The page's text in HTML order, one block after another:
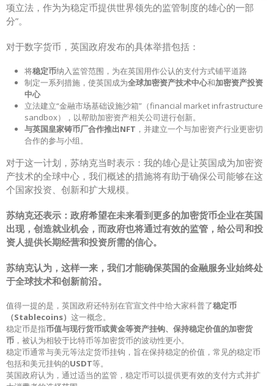
项立法，作为为稳定币提供世界领先的监管制度的雄心的一部
分”。
对于数字货币，英国政府发布的具体举措包括：
将稳定币纳入监管范围，为在英国用作公认的支付方式铺平道路
制定一系列措施，使英国成为全球加密资产技术中心和加密资产投资
中心
立法建立“金融市场基础设施沙箱”（financial market infrastructure
sandbox），以帮助加密资产相关公司进行创新。
与英国皇家铸币厂合作推出NFT ，并建立一个与加密资产行业更密切
合作的参与小组。
对于这一计划，苏纳克当时表示：我的雄心是让英国成为加密资
产技术的全球中心，我们概述的措施将有助于确保公司能够在这
个国家投资、创新和扩大规模。
苏纳克还表示：政府希望在未来看到更多的加密货币企业在英国
出现，创造就业机会，而政府也将通过有效的监管，给公司和投
资人提供长期经营和投资所需的信心。
苏纳克认为，这样一来，我们才能确保英国的金融服务业始终处
于全球技术和创新前沿。
值得一提的是，英国政府还特别在官宣文件中给大家科普了稳定币
（Stablecoins） 这一概念。
稳定币是指币值与现行货币或黄金等资产挂钩、保持稳定价值的加密货
币 ，被认为相较于比特币等加密货币的波动性更小。
稳定币通常与美元等法定货币挂钩，旨在保持稳定的价值，常见的稳定币
包括和美元挂钩的USDT等。
英国政府认为，通过适当的监管，稳定币可以提供更有效的支付方式并扩